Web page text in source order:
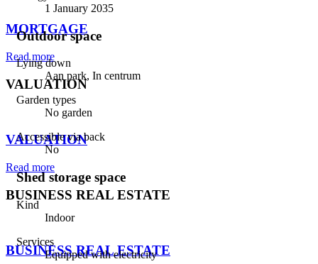
1 January 2035
Outdoor space
Lying down
Aan park, In centrum
Garden types
No garden
Accessible via back
No
Shed storage space
Kind
Indoor
Services
Equipped with electricity
MORTGAGE
Read more
VALUATION
VALUATION
Read more
BUSINESS REAL ESTATE
BUSINESS REAL ESTATE